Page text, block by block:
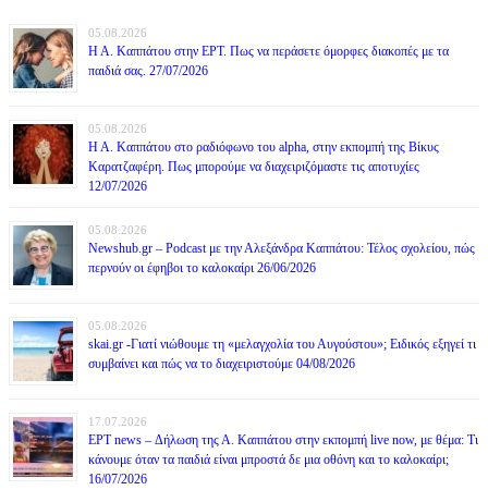
05.08.2026
Η Α. Καππάτου στην ΕΡΤ. Πως να περάσετε όμορφες διακοπές με τα
παιδιά σας. 27/07/2026
05.08.2026
Η Α. Καππάτου στο ραδιόφωνο του alpha, στην εκπομπή της Βίκυς
Καρατζαφέρη. Πως μπορούμε να διαχειριζόμαστε τις αποτυχίες
12/07/2026
05.08.2026
Newshub.gr – Podcast με την Αλεξάνδρα Καππάτου: Τέλος σχολείου, πώς
περνούν οι έφηβοι το καλοκαίρι 26/06/2026
05.08.2026
skai.gr -Γιατί νιώθουμε τη «μελαγχολία του Αυγούστου»; Ειδικός εξηγεί τι
συμβαίνει και πώς να το διαχειριστούμε 04/08/2026
17.07.2026
ΕΡΤ news – Δήλωση της Α. Καππάτου στην εκπομπή live now, με θέμα: Τι
κάνουμε όταν τα παιδιά είναι μπροστά δε μια οθόνη και το καλοκαίρι;
16/07/2026